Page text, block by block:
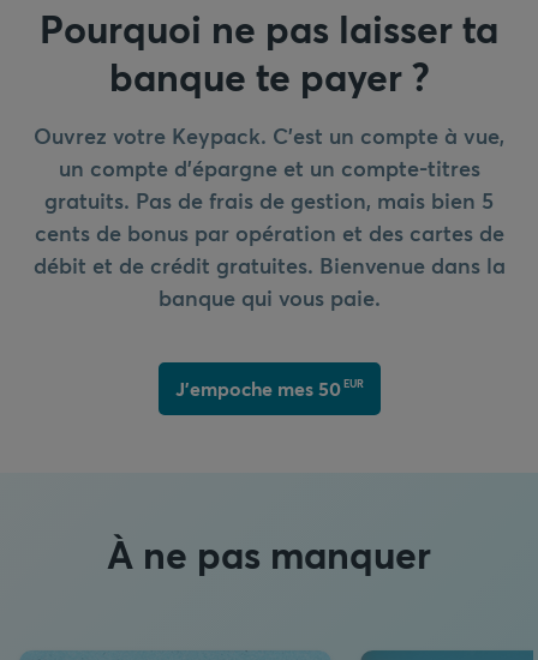
Pourquoi ne pas laisser ta
banque te payer ?
Ouvrez votre Keypack. C'est un compte à vue,
un compte d'épargne et un compte-titres
gratuits. Pas de frais de gestion, mais bien 5
cents de bonus par opération et des cartes de
débit et de crédit gratuites. Bienvenue dans la
banque qui vous paie.
J'empoche mes 50 EUR
À ne pas manquer